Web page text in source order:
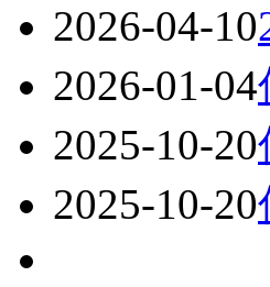
2026-04-10
2026-01-04
2025-10-20
2025-10-20